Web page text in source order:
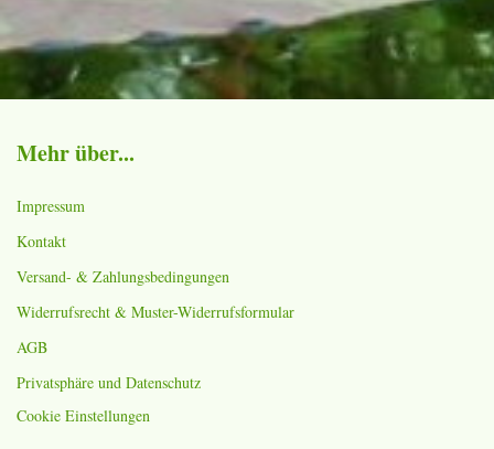
Mehr über...
Impressum
Kontakt
Versand- & Zahlungsbedingungen
Widerrufsrecht & Muster-Widerrufsformular
AGB
Privatsphäre und Datenschutz
Cookie Einstellungen